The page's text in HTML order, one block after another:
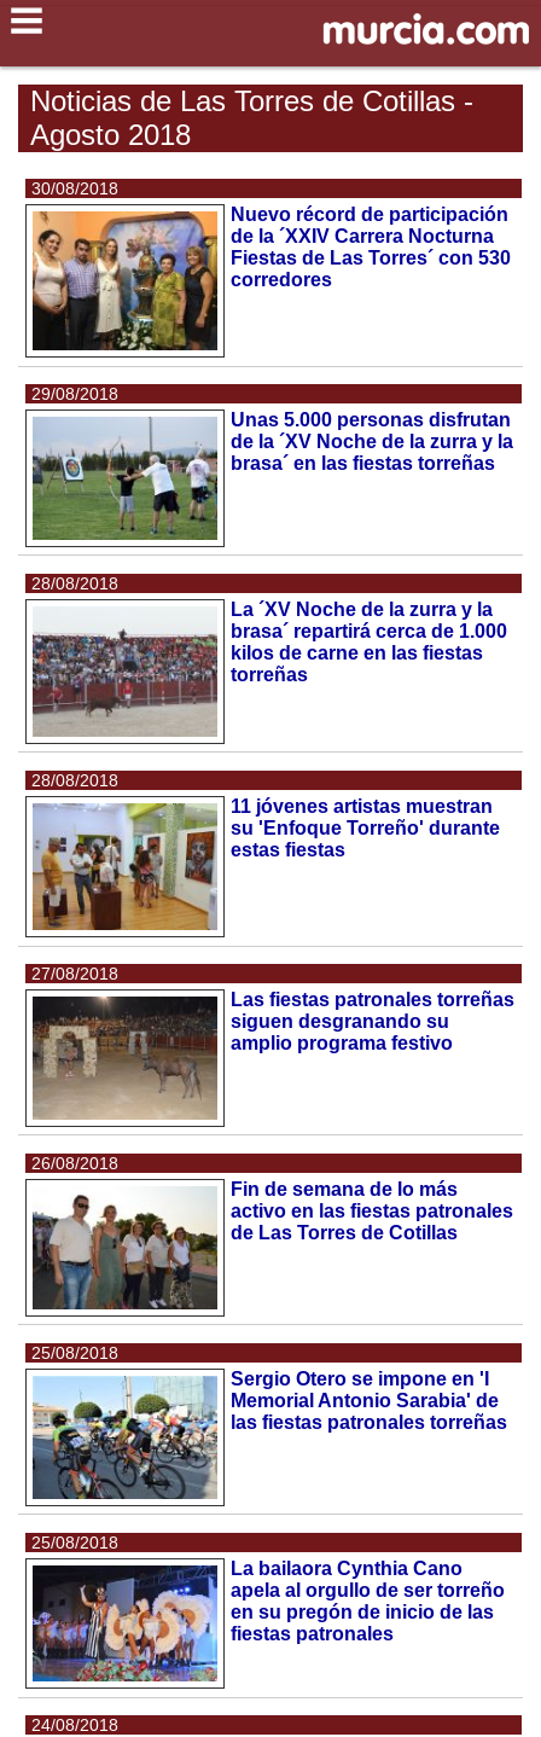
Noticias de Las Torres de Cotillas -
Agosto 2018
30/08/2018
Nuevo récord de participación
de la ´XXIV Carrera Nocturna
Fiestas de Las Torres´ con 530
corredores
29/08/2018
Unas 5.000 personas disfrutan
de la ´XV Noche de la zurra y la
brasa´ en las fiestas torreñas
28/08/2018
La ´XV Noche de la zurra y la
brasa´ repartirá cerca de 1.000
kilos de carne en las fiestas
torreñas
28/08/2018
11 jóvenes artistas muestran
su 'Enfoque Torreño' durante
estas fiestas
27/08/2018
Las fiestas patronales torreñas
siguen desgranando su
amplio programa festivo
26/08/2018
Fin de semana de lo más
activo en las fiestas patronales
de Las Torres de Cotillas
25/08/2018
Sergio Otero se impone en 'I
Memorial Antonio Sarabia' de
las fiestas patronales torreñas
25/08/2018
La bailaora Cynthia Cano
apela al orgullo de ser torreño
en su pregón de inicio de las
fiestas patronales
24/08/2018